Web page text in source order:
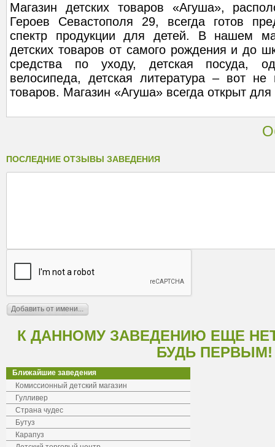
Магазин детских товаров «Агуша»,
Героев Севастополя 29, всегда готов
спектр продукции для детей. В нашем
детских товаров от самого рождения и до
средства по уходу, детская посуда,
велосипеда, детская литература – вот
товаров. Магазин «Агуша» всегда открыт
ПОСЛЕДНИЕ ОТЗЫВЫ ЗАВЕДЕНИЯ
К ДАННОМУ ЗАВЕДЕНИЮ ЕЩЕ
БУДЬ ПЕРВЫМ!
Ближайшие заведения
Комиссионный детский магазин
Гулливер
Страна чудес
Бутуз
Карапуз